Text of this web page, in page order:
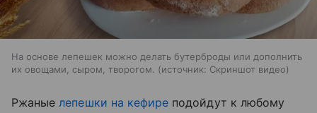
На основе лепешек можно делать бутерброды или дополнить
их овощами, сыром, творогом.
источник: Скриншот видео
Ржаные лепешки на кефире подойдут к любому